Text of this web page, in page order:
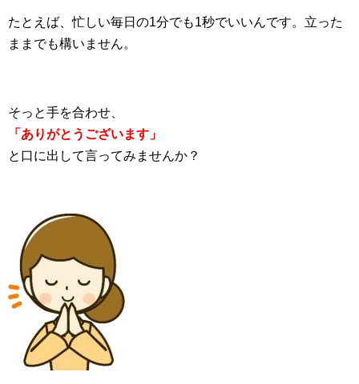
たとえば、忙しい毎日の1分でも1秒でいいんです。立った
ままでも構いません。
そっと手を合わせ、
「ありがとうございます」
と口に出して言ってみませんか？